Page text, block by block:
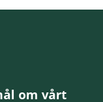
om vårt